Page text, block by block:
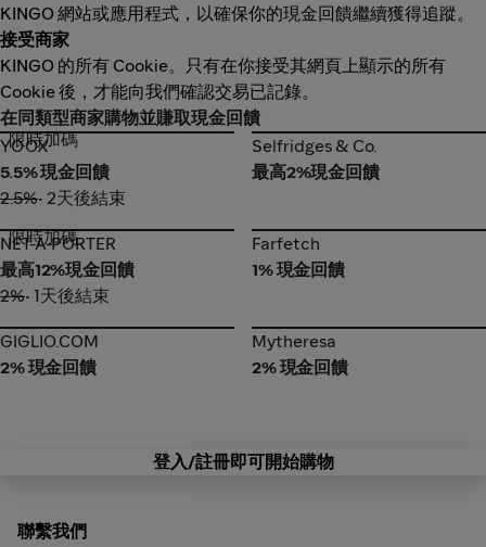
KINGO 網站或應用程式，以確保你的現金回饋繼續獲得追蹤。
接受商家
KINGO 的所有 Cookie。只有在你接受其網頁上顯示的所有
Cookie 後，才能向我們確認交易已記錄。
在同類型商家購物並賺取現金回饋
YOOX
限時加碼
YOOX
5.5% 現金回饋
2.5%• 2天後結束
Selfridges & Co.
Selfridges & Co.
最高2%現金回饋
NET-A-PORTER
限時加碼
NET-A-PORTER
最高12%現金回饋
2%• 1天後結束
Farfetch
Farfetch
1% 現金回饋
GIGLIO.COM
GIGLIO.COM
2% 現金回饋
Mytheresa
Mytheresa
2% 現金回饋
登入/註冊即可開始購物
聯繫我們